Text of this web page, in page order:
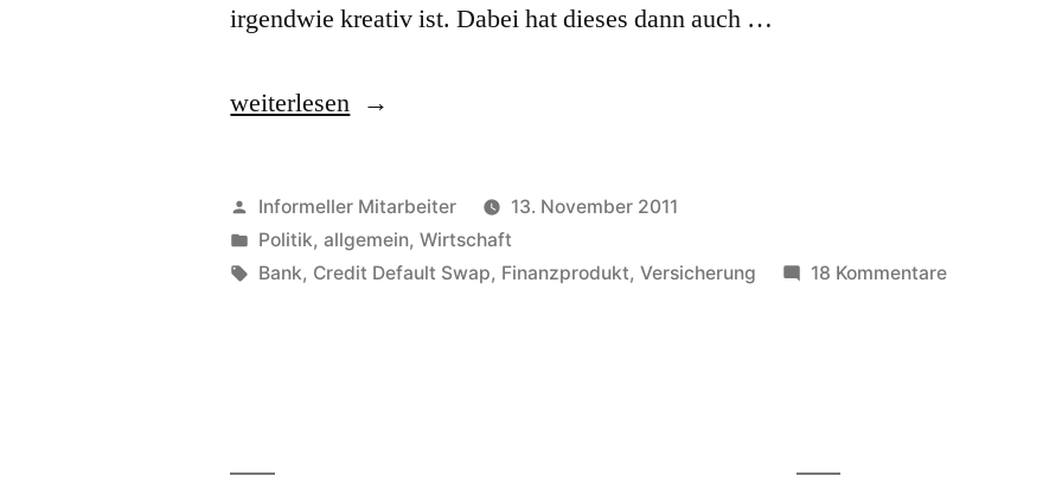
irgendwie kreativ ist. Dabei hat dieses dann auch …
„Finanzindustrie“
weiterlesen
Veröffentlicht
von
Informeller Mitarbeiter
13. November 2011
Veröffentlicht
in
Politik, allgemein,Wirtschaft
Schlagwörter:
Bank, Credit Default Swap, Finanzprodukt,Versicherung 18 Kommentarezu